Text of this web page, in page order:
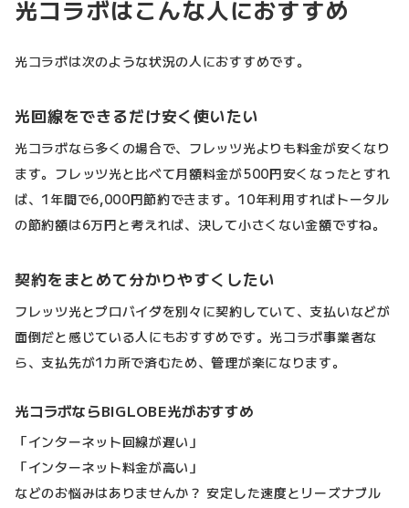
光コラボはこんな人におすすめ
光コラボは次のような状況の人におすすめです。
光回線をできるだけ安く使いたい
光コラボなら多くの場合で、フレッツ光よりも料金が安くなり
ます。フレッツ光と比べて月額料金が500円安くなったとすれ
ば、1年間で6,000円節約できます。10年利用すればトータル
の節約額は6万円と考えれば、決して小さくない金額ですね。
契約をまとめて分かりやすくしたい
フレッツ光とプロバイダを別々に契約していて、支払いなどが
面倒だと感じている人にもおすすめです。光コラボ事業者な
ら、支払先が1カ所で済むため、管理が楽になります。
光コラボならBIGLOBE光がおすすめ
「インターネット回線が遅い」
「インターネット料金が高い」
などのお悩みはありませんか？ 安定した速度とリーズナブル